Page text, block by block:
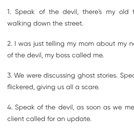
1. Speak of the devil, there's my old
walking down the street.
2. I was just telling my mom about my
of the devil, my boss called me.
3. We were discussing ghost stories.
flickered, giving us all a scare.
4. Speak of the devil, as soon as we
client called for an update.